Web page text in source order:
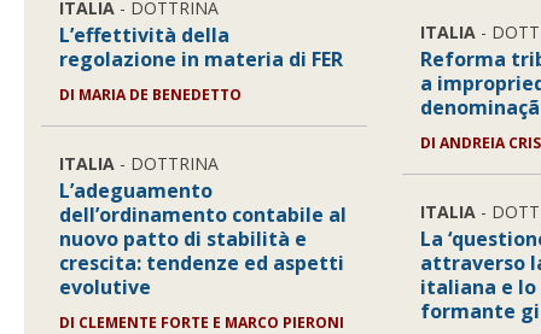
ITALIA - DOTTRINA
L’effettività della
regolazione in materia di FER
DI MARIA DE BENEDETTO
ITALIA - DOTTRINA
L’adeguamento
dell’ordinamento contabile al
nuovo patto di stabilità e
crescita: tendenze ed aspetti
evolutive
DI CLEMENTE FORTE E MARCO PIERONI
ITALIA -
Reforma
a
DIANDREIA
ITALIA -
La
attraverso
italiana e lo
formante